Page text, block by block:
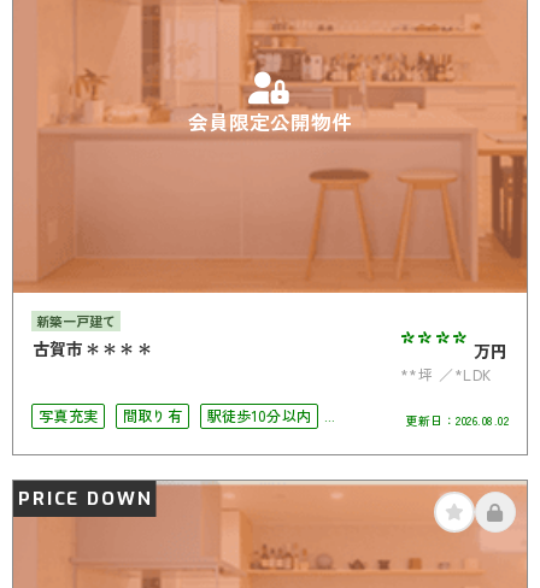
会員限定公開物件
新築一戸建て
古賀市＊＊＊＊ **** 万円
**坪
*LDK
写真充実
間取り有
駅徒歩10分以内
更新日： 2026.08.02
PRICE DOWN